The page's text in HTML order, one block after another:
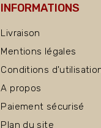
INFORMATIONS
Livraison
Mentions légales
Conditions
A propos
Paiement sécurisé
Plan du site